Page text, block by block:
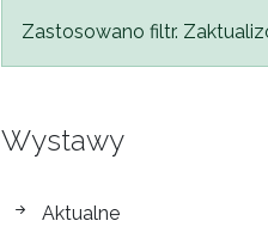
Status message
Zastosowano filtr.
Wystawy
wystawy
Aktualne